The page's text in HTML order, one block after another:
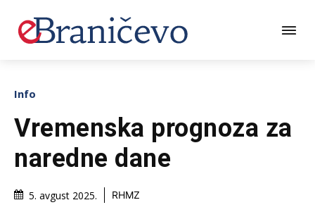
Info
Vremenska prognoza za
naredne dane
5. avgust 2025. RHMZ